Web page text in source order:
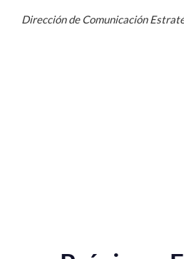
Dirección de Comunicación